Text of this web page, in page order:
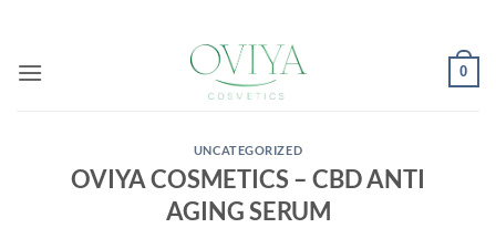
springen
0
UNCATEGORIZED
OVIYA COSMETICS – CBD ANTI
AGING SERUM